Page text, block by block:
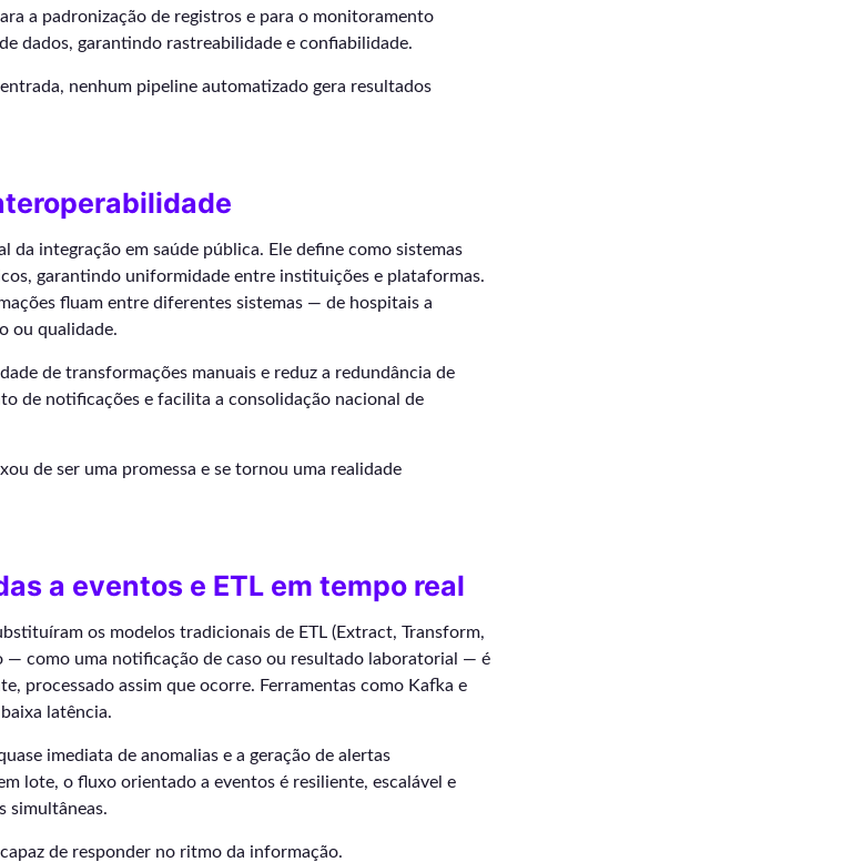
a padronização de registros e para o monitoramento
dados, garantindo rastreabilidade e confiabilidade.
nenhum pipeline automatizado gera resultados
da integração em saúde pública. Ele define como sistemas
garantindo uniformidade entre instituições e plataformas.
fluam entre diferentes sistemas — de hospitais a
ou qualidade.
de transformações manuais e reduz a redundância de
de notificações e facilita a consolidação nacional de
de ser uma promessa e se tornou uma realidade
a eventos e ETL em tempo real
os modelos tradicionais de ETL (Extract, Transform,
— como uma notificação de caso ou resultado laboratorial — é
processado assim que ocorre. Ferramentas como Kafka e
latência.
imediata de anomalias e a geração de alertas
lote, o fluxo orientado a eventos é resiliente, escalável e
simultâneas.
de responder no ritmo da informação.